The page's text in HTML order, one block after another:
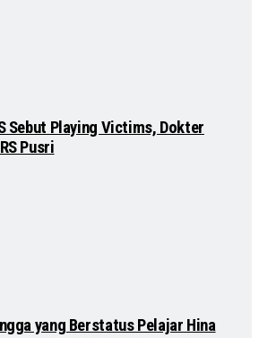
Sebut Playing Victims, Dokter
Pusri
yang Berstatus Pelajar Hina